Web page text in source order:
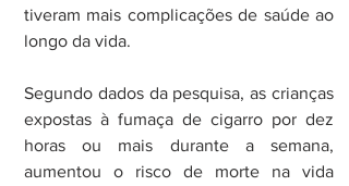
tiveram mais complicações de saúde ao
longo da vida.
Segundo dados da pesquisa, as crianças
expostas à fumaça de cigarro por dez
horas ou mais durante a semana,
aumentou o risco de morte na vida